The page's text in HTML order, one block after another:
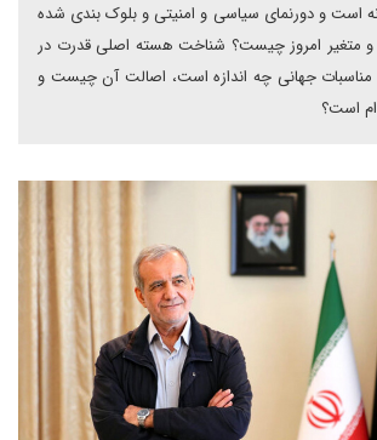
است و دورنمای سیاسی و امنیتی و بلوک بندی شده
متغیر امروز چیست؟ شناخت هسته اصلی قدرت در
مناسبات جهانی چه اندازه است، اصالت آن چیست و
است؟